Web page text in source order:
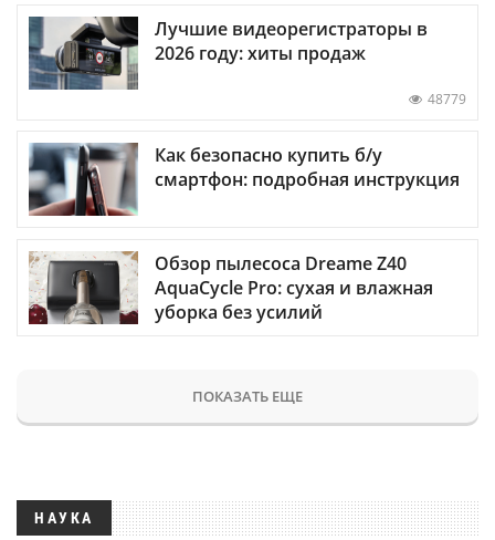
Лучшие видеорегистраторы в
2026 году: хиты продаж
48779
Как безопасно купить б/у
смартфон: подробная инструкция
Обзор пылесоса Dreame Z40
AquaCycle Pro: сухая и влажная
уборка без усилий
ПОКАЗАТЬ ЕЩЕ
НАУКА